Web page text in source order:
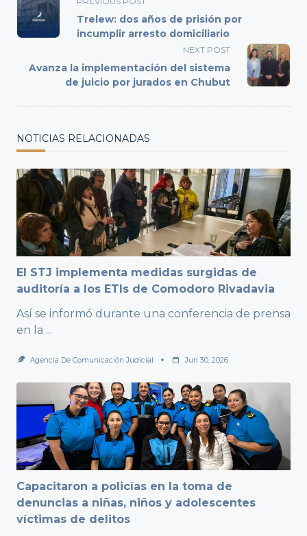
class="nav-
subtitle
reader-
text">Page</span>
Trelew: dos años de prisión por
incumplir arresto domiciliario
NEXT POST
Avanza la implementación del sistema
de juicio por jurados en Chubut
NOTICIAS RELACIONADAS
El STJ implementa medidas surgidas de
auditoría a los ETIs de Comodoro Rivadavia
Así se informó durante una conferencia de prensa
en la ...
Agencia De Comunicación Judicial Jun 30, 2026
Capacitaron a policías en la toma de
denuncias a niñas, niños y adolescentes
víctimas de delitos